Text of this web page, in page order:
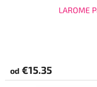
LAROME
od €15.35